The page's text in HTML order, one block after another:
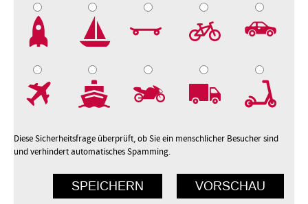
Diese Sicherheitsfrage überprüft, ob Sie ein menschlicher Besucher sind
und verhindert automatisches Spamming.